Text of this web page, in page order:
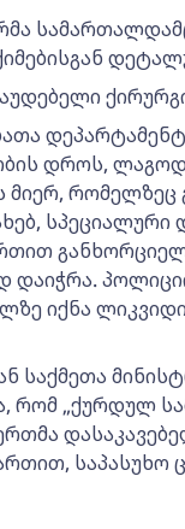
დროს,
მიერ,
დაიჭრა.
იქნა
საქმეთა
რომ „ქურდულ